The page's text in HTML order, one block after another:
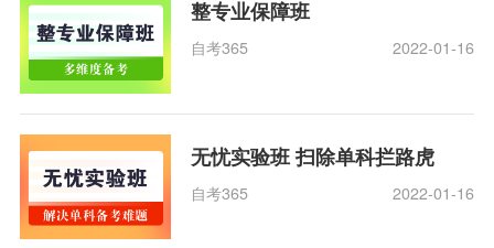
整专业保障班
自考365 2022-01-16
无忧实验班 扫除单科拦路虎
自考365 2022-01-16